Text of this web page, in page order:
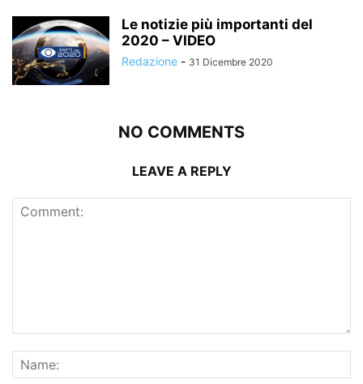
Le notizie più importanti del
2020 – VIDEO
Redazione - 31 Dicembre 2020
NO COMMENTS
LEAVE A REPLY